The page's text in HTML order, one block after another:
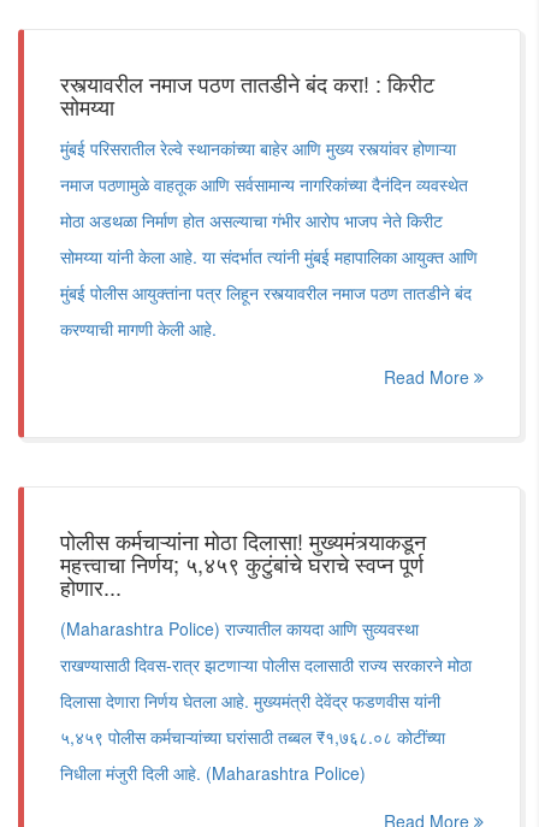
रस्त्यावरील नमाज पठण तातडीने बंद करा! : किरीट
सोमय्या
मुंबई परिसरातील रेल्वे स्थानकांच्या बाहेर आणि मुख्य रस्त्यांवर होणाऱ्या
नमाज पठणामुळे वाहतूक आणि सर्वसामान्य नागरिकांच्या दैनंदिन व्यवस्थेत
मोठा अडथळा निर्माण होत असल्याचा गंभीर आरोप भाजप नेते किरीट
सोमय्या यांनी केला आहे. या संदर्भात त्यांनी मुंबई महापालिका आयुक्त आणि
मुंबई पोलीस आयुक्तांना पत्र लिहून रस्त्यावरील नमाज पठण तातडीने बंद
करण्याची मागणी केली आहे.
Read More
पोलीस कर्मचाऱ्यांना मोठा दिलासा! मुख्यमंत्र्याकडून
महत्त्वाचा निर्णय; ५,४५९ कुटुंबांचे घराचे स्वप्न पूर्ण
होणार...
(Maharashtra Police) राज्यातील कायदा आणि सुव्यवस्था
राखण्यासाठी दिवस-रात्र झटणाऱ्या पोलीस दलासाठी राज्य सरकारने मोठा
दिलासा देणारा निर्णय घेतला आहे. मुख्यमंत्री देवेंद्र फडणवीस यांनी
५,४५९ पोलीस कर्मचाऱ्यांच्या घरांसाठी तब्बल ₹१,७६८.०८ कोटींच्या
निधीला मंजुरी दिली आहे. (Maharashtra Police)
Read More